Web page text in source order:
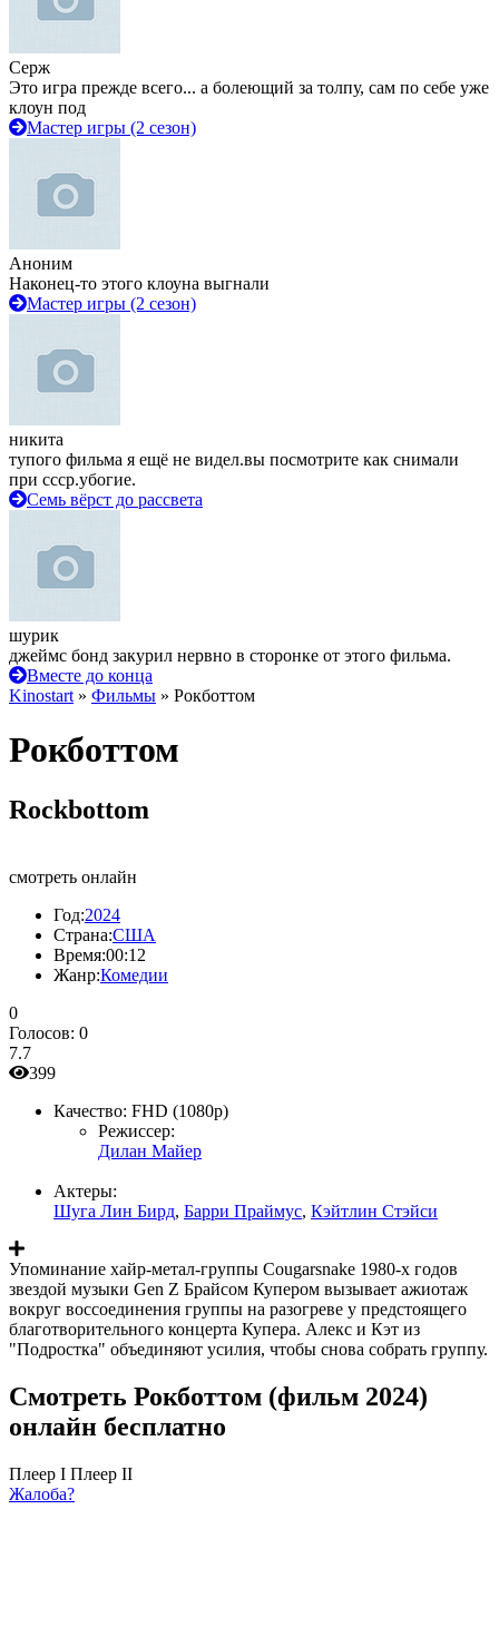
Серж
Это игра прежде всего... а болеющий за толпу, сам по себе уже
клоун под
Мастер игры (2 сезон)
Аноним
Наконец-то этого клоуна выгнали
Мастер игры (2 сезон)
никита
тупого фильма я ещё не видел.вы посмотрите как снимали
при ссср.убогие.
Семь вёрст до рассвета
шурик
джеймс бонд закурил нервно в сторонке от этого фильма.
Вместе до конца
Kinostart » Фильмы » Рокботтом
Рокботтом
Rockbottom
смотреть онлайн
Год:2024
Страна:США
Время:00:12
Жанр:Комедии
0
Голосов: 0
7.7
399
Качество: FHD (1080p)
Режиссер:
Дилан Майер
Актеры:
Шуга Лин Бирд, Барри Праймус, Кэйтлин Стэйси
Упоминание хайр-метал-группы Cougarsnake 1980-х годов
звездой музыки Gen Z Брайсом Купером вызывает ажиотаж
вокруг воссоединения группы на разогреве у предстоящего
благотворительного концерта Купера. Алекс и Кэт из
"Подростка" объединяют усилия, чтобы снова собрать группу.
Смотреть Рокботтом (фильм 2024)
онлайн бесплатно
Плеер I Плеер II
Жалоба?